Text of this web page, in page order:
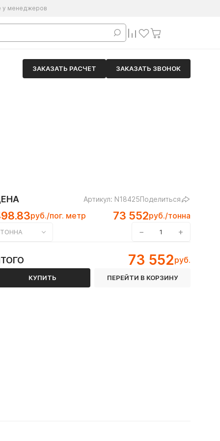
у менеджеров
ЗАКАЗАТЬ РАСЧЕТ ЗАКАЗАТЬ ЗВОНОК
/ 20ФА / 30ХМА / 36Г2С / 38Х2МЮА / 40Х / К63 / Ст20 /
Артикул: N18425Поделиться
руб./пог. метр 73 552руб./тонна
ТОННА − +
73 552руб.
КУПИТЬ ПЕРЕЙТИ В КОРЗИНУ